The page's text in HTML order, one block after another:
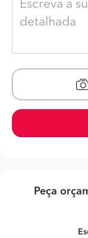
Peça